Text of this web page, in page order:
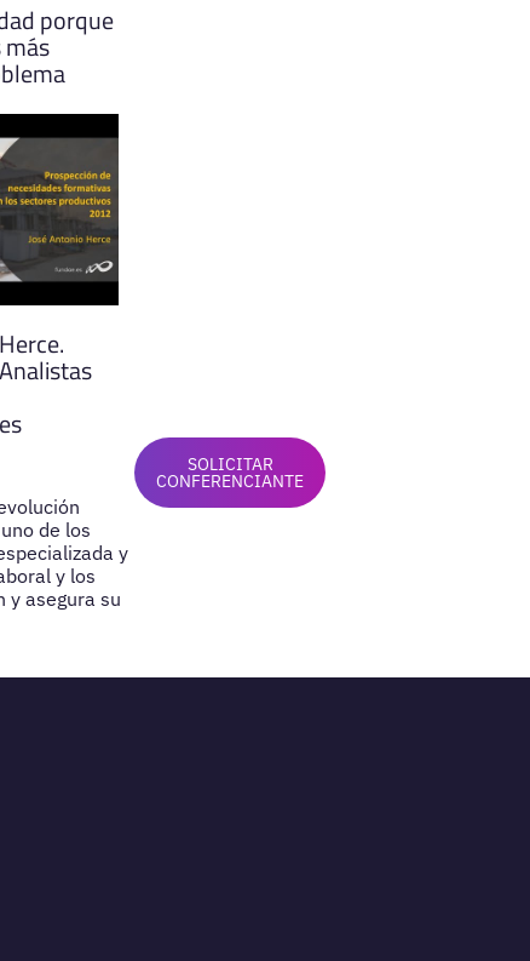
porque
de los
y
y los
y asegura su
SOLICITAR
CONFERENCIANTE